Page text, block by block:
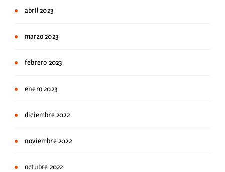
abril 2023
marzo 2023
febrero 2023
enero 2023
diciembre 2022
noviembre 2022
octubre 2022